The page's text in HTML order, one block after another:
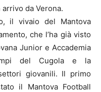
da Verona.
il vivaio del Mantova
che l’ha già visto
Junior e Accademia
del Cugola e la
giovanili. Il primo
il Mantova Football